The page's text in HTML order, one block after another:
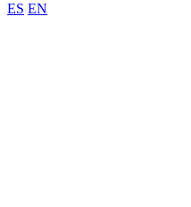
ES EN